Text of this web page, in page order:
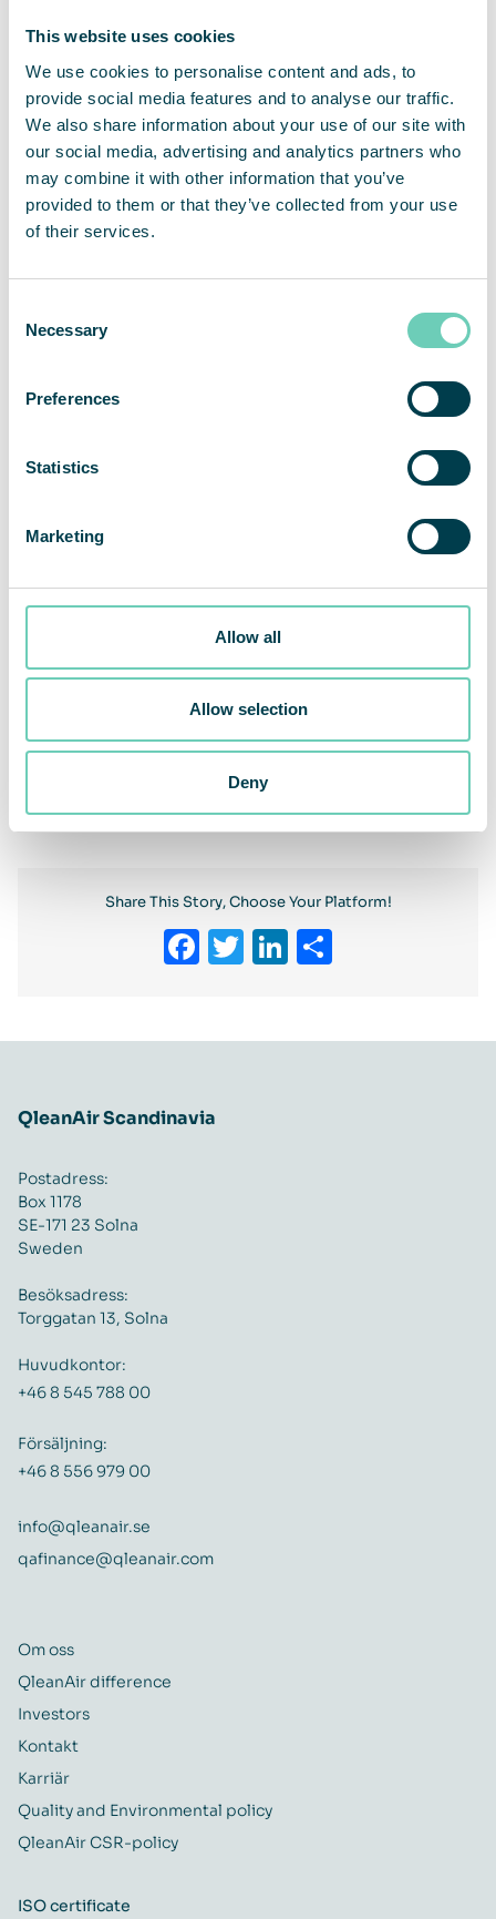
This website uses cookies
We use cookies to personalise content and ads, to
provide social media features and to analyse our traffic.
We also share information about your use of our site with
our social media, advertising and analytics partners who
may combine it with other information that you’ve
provided to them or that they’ve collected from your use
of their services.
Selection
Necessary
Preferences
Statistics
Marketing
Allow all
Allow selection
Deny
WHO om luftföroreningar
Europeiska Kommisionens rapport Environment
and Quality of Life
Hur påverkar luftföroreningar din hälsa?
Nästa
Share This Story, Choose Your Platform!
Facebook
Twitter
LinkedIn
QleanAir Scandinavia
Postadress:
Box 1178
SE-171 23 Solna
Sweden
Besöksadress:
Torggatan 13, Solna
Huvudkontor:
+46 8 545 788 00
Försäljning:
+46 8 556 979 00
info@qleanair.se
qafinance@qleanair.com
Om oss
QleanAir difference
Investors
Kontakt
Karriär
Quality and Environmental policy
QleanAir CSR-policy
ISO certificate